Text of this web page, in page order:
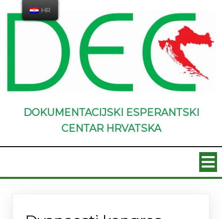
DOKUMENTACIJSKI ESPERANTSKI
CENTAR HRVATSKA
HR